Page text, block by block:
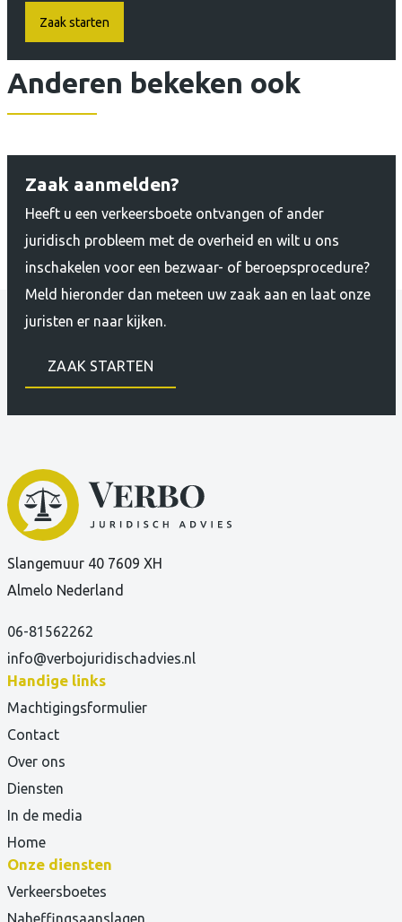
Zaak starten
Anderen bekeken ook
Zaak aanmelden?
Heeft u een verkeersboete ontvangen of ander
juridisch probleem met de overheid en wilt u ons
inschakelen voor een bezwaar- of beroepsprocedure?
Meld hieronder dan meteen uw zaak aan en laat onze
juristen er naar kijken.
ZAAK STARTEN
Slangemuur 40 7609 XH
Almelo Nederland
06-81562262
info@verbojuridischadvies.nl
Handige links
Machtigingsformulier
Contact
Over ons
Diensten
In de media
Home
Onze diensten
Verkeersboetes
Naheffingsaanslagen